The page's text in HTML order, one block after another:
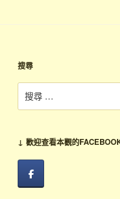
搜尋
尋：
↓ 歡迎查看本觀的